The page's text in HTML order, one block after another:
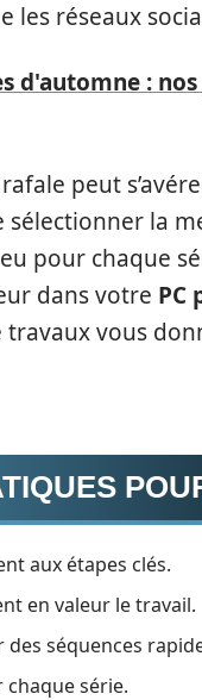
les réseaux
d'automne :
rafale peut
sélectionner la
pour chaque
dans votre PC
vous
aux étapes clés.
en valeur le travail.
séquences
série.